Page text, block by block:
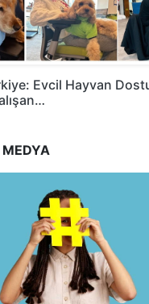
Evcil Hayvan